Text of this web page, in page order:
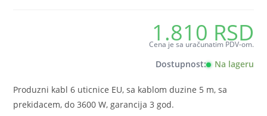
1.810 RSD
Cena je sa uračunatim PDV-om.
Dostupnost: Na lageru
Produzni kabl 6 uticnice EU, sa kablom duzine 5 m, sa
prekidacem, do 3600 W, garancija 3 god.